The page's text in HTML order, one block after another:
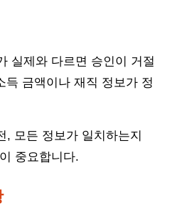
실제와 다르면 승인이 거절
득 금액이나 재직 정보가 정
, 모든 정보가 일치하는지
중요합니다.